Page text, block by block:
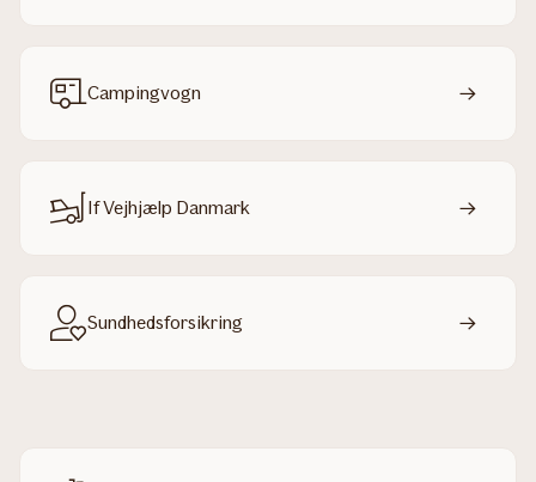
Campingvogn
If Vejhjælp Danmark
Sundhedsforsikring